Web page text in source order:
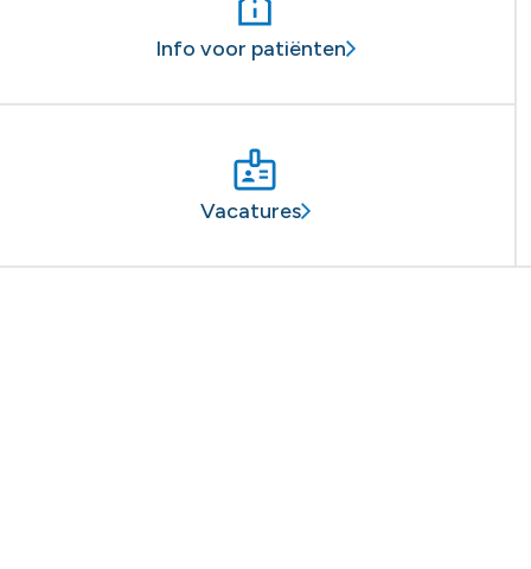
Info voor patiënten
Vacatures